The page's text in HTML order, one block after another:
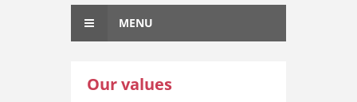
MENU
Our values